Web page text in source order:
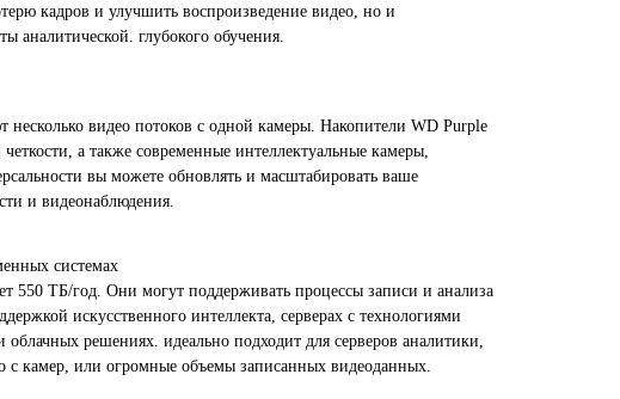
кадров и улучшить воспроизведение видео, но и
аналитической. глубокого обучения.
видео потоков с одной камеры. Накопители WD Purple
а также современные интеллектуальные камеры,
вы можете обновлять и масштабировать ваше
и видеонаблюдения.
системах
550 ТБ/год. Они могут поддерживать процессы записи и анализа
искусственного интеллекта, серверах с технологиями
облачных решениях. идеально подходит для серверов аналитики,
с камер, или огромные объемы записанных видеоданных.